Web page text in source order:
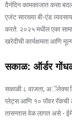
दैनंदिन कामकाजात कसा
एजंट सारख्या बी-एंड
करते. २०२५ मधील एका
खरेदीची कार्यक्षमता आणि
सकाळ: ऑर्डर
सकाळी ८ वाजता, अॅलेक्स
प्लेट्स आणि १० पॉवर रॅकची
तासन्तास वेळ लागत असे -